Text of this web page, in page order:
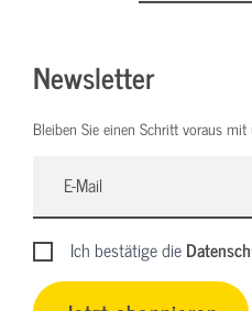
Newsletter
Bleiben Sie einen Schritt voraus
Ich bestätige die